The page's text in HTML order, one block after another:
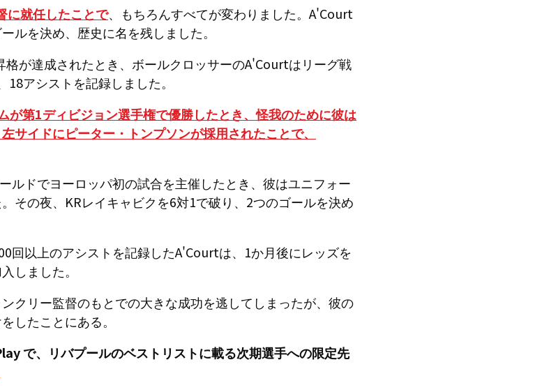
に就任したことで、もちろんすべてが変わりました。A'Court
ルを決め、歴史に名を残しました。
格が達成されたとき、ボールクロッサーのA'Courtはリーグ戦
アシストを記録しました。
が第1ディビジョン選手権で優勝したとき、怪我のために彼は
サイドにピーター・トンプソンが採用されたことで、
ルドでヨーロッパ初の試合を主催したとき、彼はユニフォー
その夜、KRレイキャビクを6対1で破り、2つのゴールを決め
回以上のアシストを記録したA'Courtは、1か月後にレッズを
しました。
クリー監督のもとでの大きな成功を逃してしまったが、彼の
したことにある。
で、リバプールのベストリストに載る次期選手への限定先